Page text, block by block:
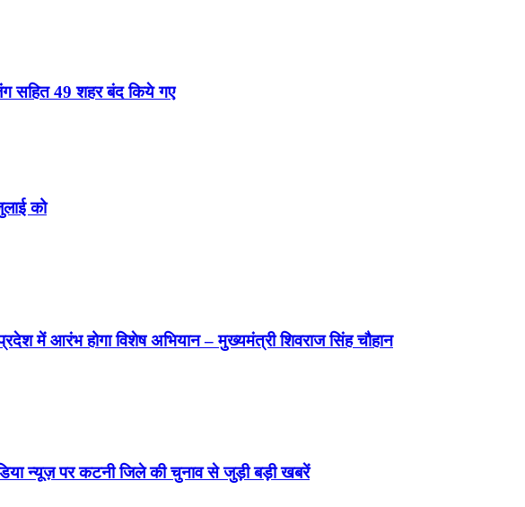
सहित 49 शहर बंद किये गए
को
में आरंभ होगा विशेष अभियान – मुख्यमंत्री शिवराज सिंह चौहान
न्यूज़ पर कटनी जिले की चुनाव से जुड़ी बड़ी खबरें